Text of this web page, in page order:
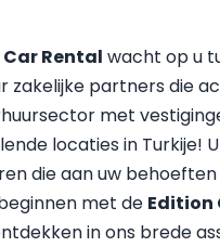
Rental wacht op u
zakelijke partners die
met
locaties in Turkije!
die aan uw
met de Edition
in ons brede